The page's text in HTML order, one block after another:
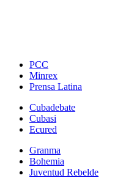
PCC
Minrex
Prensa Latina
Cubadebate
Cubasi
Ecured
Granma
Bohemia
Juventud Rebelde